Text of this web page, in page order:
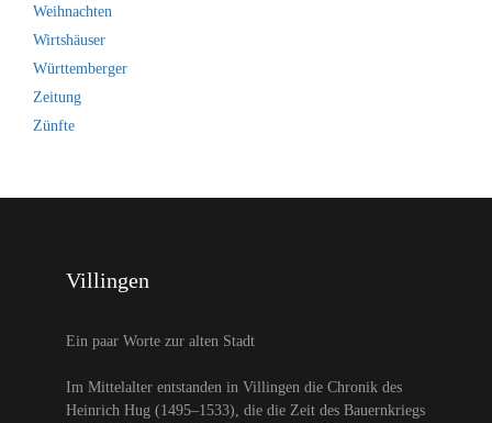
Weihnachten
Wirtshäuser
Württemberger
Zeitung
Zünfte
Villingen
Ein paar Worte zur alten Stadt
Im Mittelalter entstanden in Villingen die Chronik des
Heinrich Hug (1495–1533), die die Zeit des Bauernkriegs